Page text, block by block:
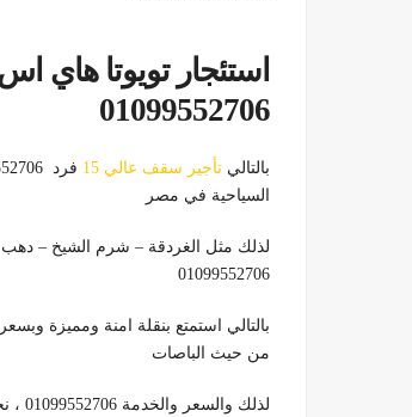
استئجار تويوتا هاي
01099552706
بالتالي تأجير سقف عالي 15
السياحية في مصر
لذلك مثل الغردقة – شرم الشيخ –
01099552706
من حيث الباصات